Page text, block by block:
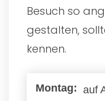
Besuch so
gestalten,
kennen.
auf